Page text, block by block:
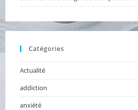
Catégories
Actualité
addiction
anxiété